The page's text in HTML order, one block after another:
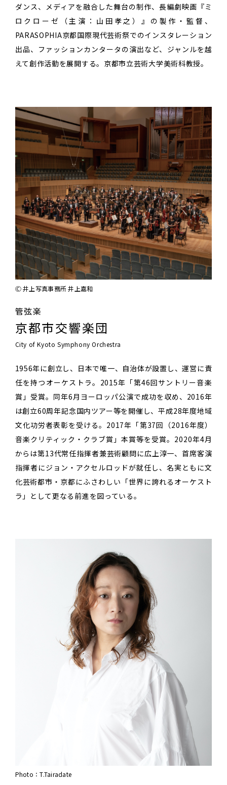
ダンス、メディアを融合した舞台の制作、長編劇映画『ミ
ロクローゼ（主演：山田孝之）』の製作・監督、
PARASOPHIA京都国際現代芸術祭でのインスタレーション
出品、ファッションカンタータの演出など、ジャンルを越
えて創作活動を展開する。京都市立芸術大学美術科教授。
Ⓒ 井上写真事務所 井上嘉和
管弦楽
京都市交響楽団
City of Kyoto Symphony Orchestra
1956年に創立し、日本で唯一、自治体が設置し、運営に責
任を持つオーケストラ。2015年「第46回サントリー音楽
賞」受賞。同年6月ヨーロッパ公演で成功を収め、2016年
は創立60周年記念国内ツアー等を開催し、平成28年度地域
文化功労者表彰を受ける。2017年「第37回（2016年度）
音楽クリティック・クラブ賞」本賞等を受賞。2020年4月
からは第13代常任指揮者兼芸術顧問に広上淳一、首席客演
指揮者にジョン・アクセルロッドが就任し、名実ともに文
化芸術都市・京都にふさわしい「世界に誇れるオーケスト
ラ」として更なる前進を図っている。
Photo：T.Tairadate